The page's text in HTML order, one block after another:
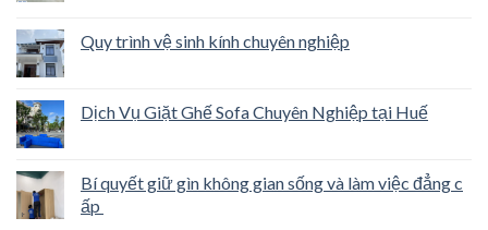
Quy trình vệ sinh kính chuyên nghiệp
Dịch Vụ Giặt Ghế Sofa Chuyên Nghiệp tại Huế
Bí quyết giữ gìn không gian sống và làm việc đẳng c
ấp